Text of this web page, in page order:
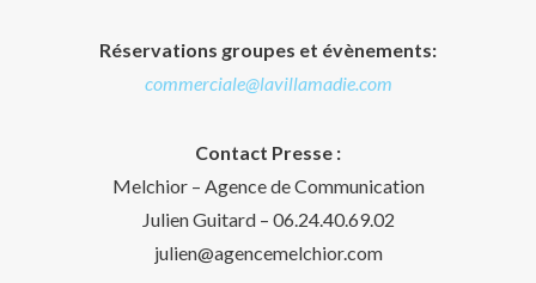
Réservations groupes et évènements:
commerciale@lavillamadie.com
Contact Presse :
Melchior – Agence de Communication
Julien Guitard – 06.24.40.69.02
julien@agencemelchior.com